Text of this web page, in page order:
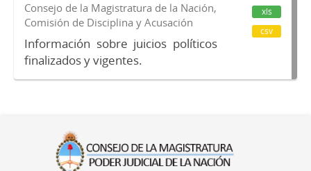
Consejo de la Magistratura de la Nación,
Comisión de Disciplina y Acusación
Información sobre juicios políticos
finalizados y vigentes.
xls
csv